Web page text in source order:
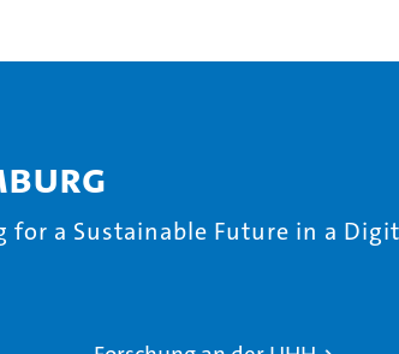
a Sustainable Future in a